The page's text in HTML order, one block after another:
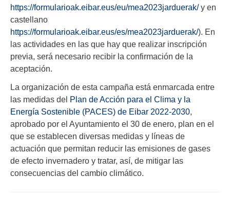
https://formularioak.eibar.eus/eu/mea2023jarduerak/y en
castellano
https://formularioak.eibar.eus/es/mea2023jarduerak/). En
las actividades en las que hay que realizar inscripción
previa, será necesario recibir la confirmación de la
aceptación.
La organización de esta campaña está enmarcada entre
las medidas del Plan de Acción para el Clima y la
Energía Sostenible (PACES) de Eibar 2022-2030,
aprobado por el Ayuntamiento el 30 de enero, plan en el
que se establecen diversas medidas y líneas de
actuación que permitan reducir las emisiones de gases
de efecto invernadero y tratar, así, de mitigar las
consecuencias del cambio climático.